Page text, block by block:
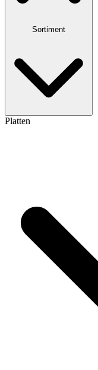
Sortiment
Platten